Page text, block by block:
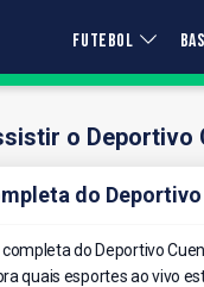
FUTEBOL
o Deportivo
do
do Deportivo
quais esportes ao vivo